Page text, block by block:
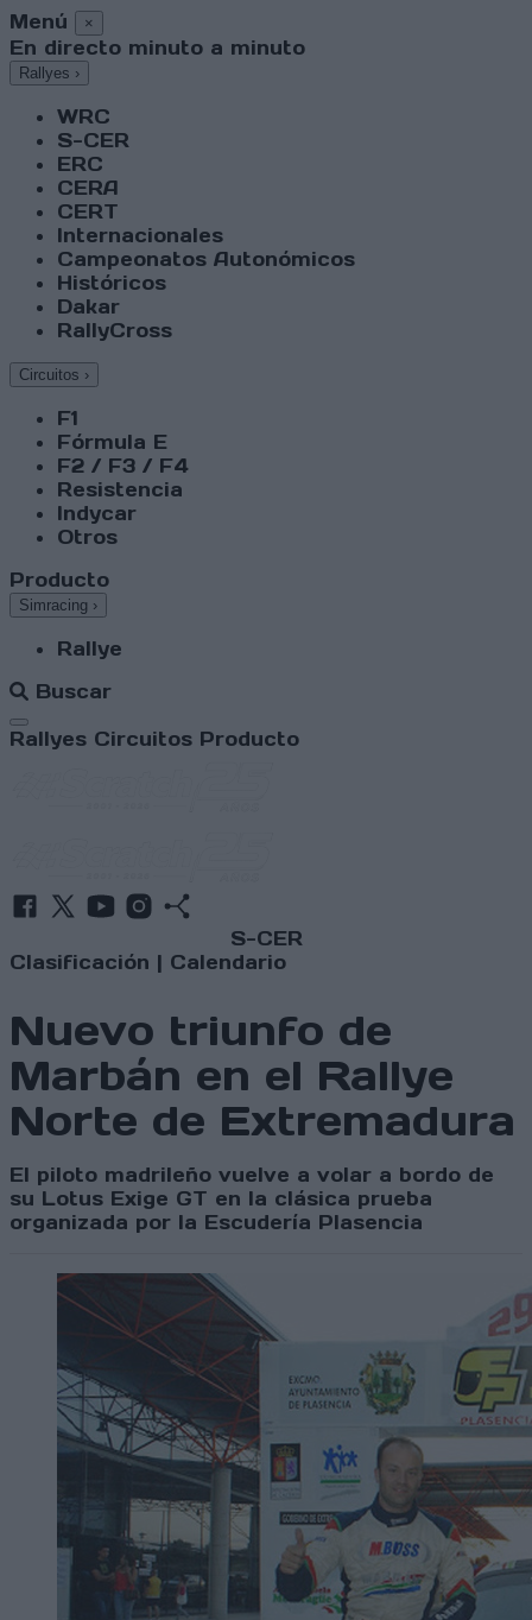
Menú ×
En directo minuto a minuto
Rallyes ›
WRC
S-CER
ERC
CERA
CERT
Internacionales
Campeonatos Autonómicos
Históricos
Dakar
RallyCross
Circuitos ›
F1
Fórmula E
F2 / F3 / F4
Resistencia
Indycar
Otros
Producto
Simracing ›
Rallye
Buscar
Abrir menú
Rallyes Circuitos Producto
S-CER
Clasificación | Calendario
Nuevo triunfo de
Marbán en el Rallye
Norte de Extremadura
El piloto madrileño vuelve a volar a bordo de
su Lotus Exige GT en la clásica prueba
organizada por la Escudería Plasencia